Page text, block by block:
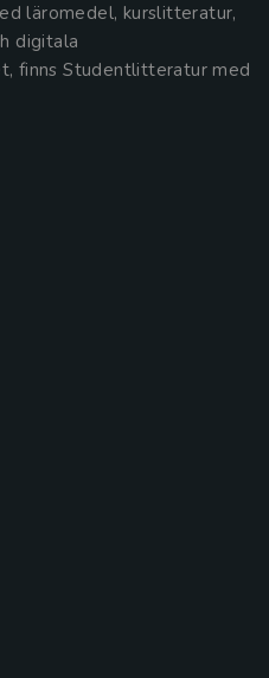
läromedel, kurslitteratur,
digitala
finns Studentlitteratur med